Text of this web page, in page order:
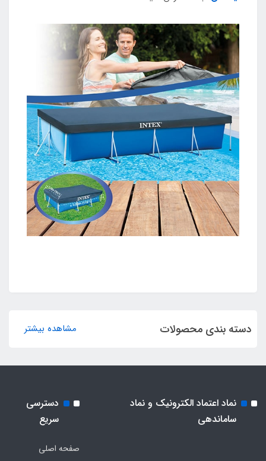
دسته بندی محصولات مشاهده بیشتر
نماد اعتماد الکترونیک و نماد
ساماندهی
دسترسی
سریع
صفحه اصلی